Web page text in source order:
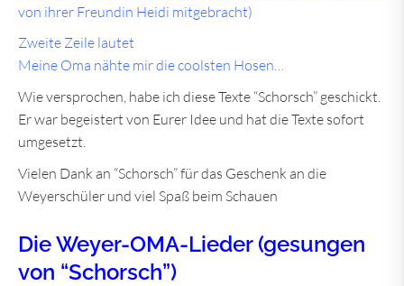
von ihrer Freundin Heidi mitgebracht)
Zweite Zeile lautet
Meine Oma nähte mir die coolsten Hosen…
Wie versprochen, habe ich diese Texte “Schorsch” geschickt.
Er war begeistert von Eurer Idee und hat die Texte sofort
umgesetzt.
Vielen Dank an “Schorsch” für das Geschenk an die
Weyerschüler und viel Spaß beim Schauen
Die Weyer-OMA-Lieder (gesungen
von “Schorsch”)